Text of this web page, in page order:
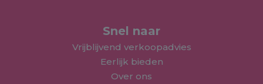
Snel naar
Vrijblijvend verkoopadvies
Eerlijk bieden
Over ons